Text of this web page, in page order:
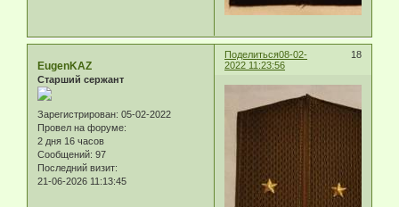
Поделиться 18
08-02-
2022 11:23:56
EugenKAZ
Старший сержант
Зарегистрирован: 05-02-2022
Провел на форуме:
2 дня 16 часов
Сообщений: 97
Последний визит:
21-06-2026 11:13:45